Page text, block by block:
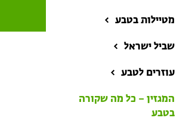
מטיילות בטבע
הזמינו פעילויות וטיולים
טיולים למבוגרים: ארץ
שביל ישראל
עוזרים לטבע
המגזין – כל מה שקורה
בטבע